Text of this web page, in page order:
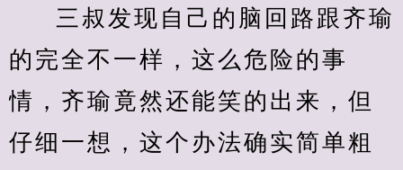
三叔发现自己的脑回路跟齐瑜
的完全不一样，这么危险的事
情，齐瑜竟然还能笑的出来，但
仔细一想，这个办法确实简单粗